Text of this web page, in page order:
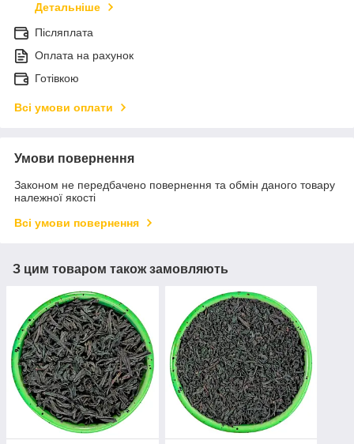
Детальніше
Післяплата
Оплата на рахунок
Готівкою
Всі умови оплати
Умови повернення
Законом не передбачено повернення та обмін даного товару
належної якості
Всі умови повернення
З цим товаром також замовляють